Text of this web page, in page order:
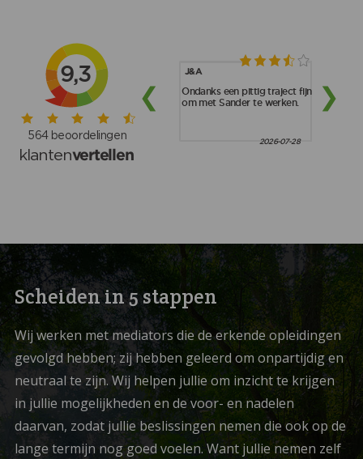
Scheiden in 5 stappen
Wij werken met mediators die de erkende opleidingen
gevolgd hebben; zij hebben geleerd om onpartijdig en
neutraal te zijn. Wij helpen jullie om inzicht te krijgen
in jullie mogelijkheden en de voor- en nadelen
daarvan, zodat jullie beslissingen nemen die ook op de
lange termijn nog goed voelen. Want jullie nemen zelf